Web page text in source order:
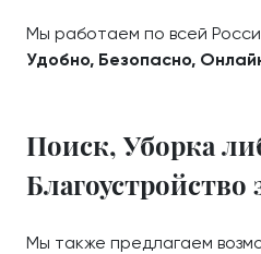
Мы работаем по всей
Удобно, Безопасно,
Поиск, Уборка
Благоустройство
Мы также предлагаем